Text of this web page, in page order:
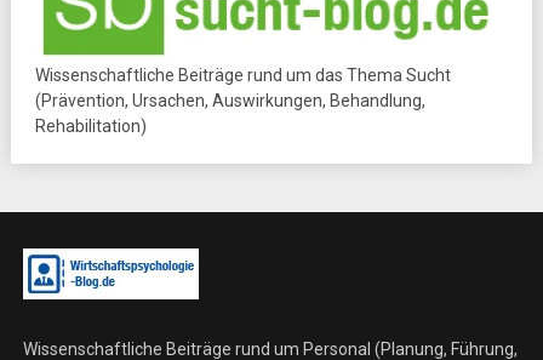
Wissenschaftliche Beiträge rund um das Thema Sucht
(Prävention, Ursachen, Auswirkungen, Behandlung,
Rehabilitation)
Wissenschaftliche Beiträge rund um Personal (Planung, Führung,